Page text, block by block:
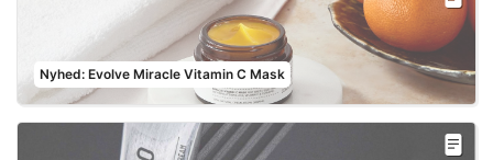
Nyhed: Evolve Miracle Vitamin C Mask